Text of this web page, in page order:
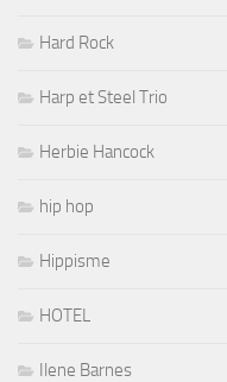
Hard Rock
Harp et Steel Trio
Herbie Hancock
hip hop
Hippisme
HOTEL
Ilene Barnes